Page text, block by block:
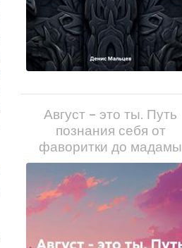
Август – это ты. Путь
познания себя от
фаворитки до мадамы